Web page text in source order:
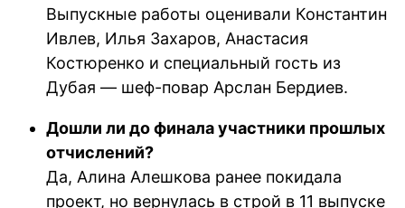
Выпускные работы оценивали Константин
Ивлев, Илья Захаров, Анастасия
Костюренко и специальный гость из
Дубая — шеф-повар Арслан Бердиев.
Дошли ли до финала участники прошлых
отчислений?
Да, Алина Алешкова ранее покидала
проект, но вернулась в строй в 11 выпуске